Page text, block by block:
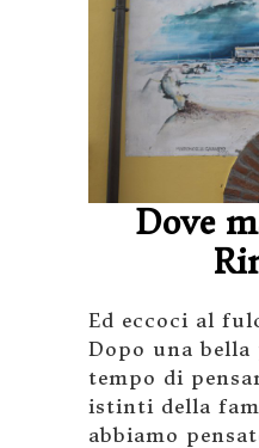
Dove
Ed eccoci al
Dopo una bella
tempo di
istinti della
abbiamo